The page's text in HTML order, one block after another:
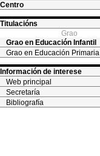
Centro
Titulacións
Grao
Grao en Educación Infantil
Grao en Educación Primaria
Información de interese
Web principal
Secretaría
Bibliografía